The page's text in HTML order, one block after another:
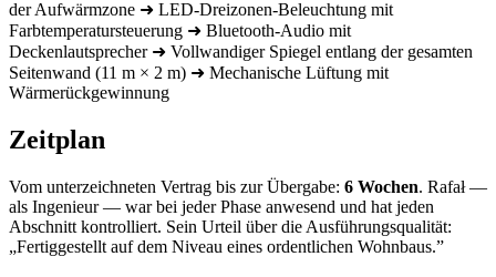
der Aufwärmzone ➜ LED-Dreizonen-Beleuchtung mit
Farbtemperatursteuerung ➜ Bluetooth-Audio mit
Deckenlautsprecher ➜ Vollwandiger Spiegel entlang der gesamten
Seitenwand (11 m × 2 m) ➜ Mechanische Lüftung mit
Wärmerückgewinnung
Zeitplan
Vom unterzeichneten Vertrag bis zur Übergabe: 6 Wochen. Rafał —
als Ingenieur — war bei jeder Phase anwesend und hat jeden
Abschnitt kontrolliert. Sein Urteil über die Ausführungsqualität:
„Fertiggestellt auf dem Niveau eines ordentlichen Wohnbaus.”